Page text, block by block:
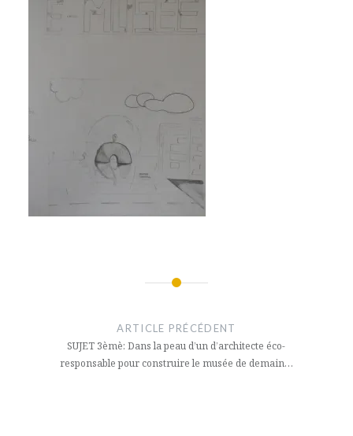
l’article
ARTICLE PRÉCÉDENT
SUJET 3èmè: Dans la peau d’un d’architecte éco-
responsable pour construire le musée de demain…